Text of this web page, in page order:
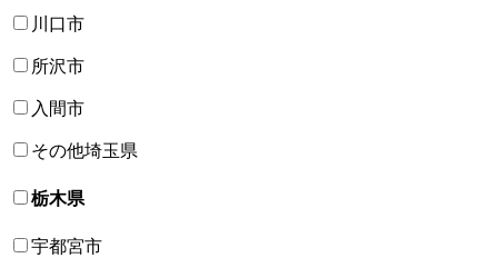
川口市
所沢市
入間市
その他埼玉県
栃木県
宇都宮市